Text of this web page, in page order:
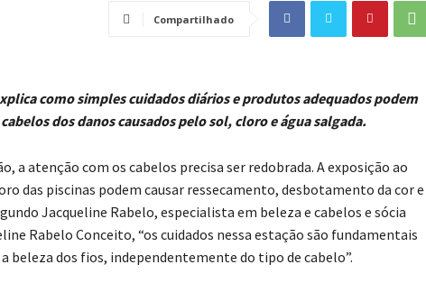
Compartilhado
como simples cuidados diários e produtos adequados podem
dos danos causados pelo sol, cloro e água salgada.
a atenção com os cabelos precisa ser redobrada. A exposição ao
das piscinas podem causar ressecamento, desbotamento da cor e
Jacqueline Rabelo, especialista em beleza e cabelos e sócia
Rabelo Conceito, “os cuidados nessa estação são fundamentais
beleza dos fios, independentemente do tipo de cabelo”.